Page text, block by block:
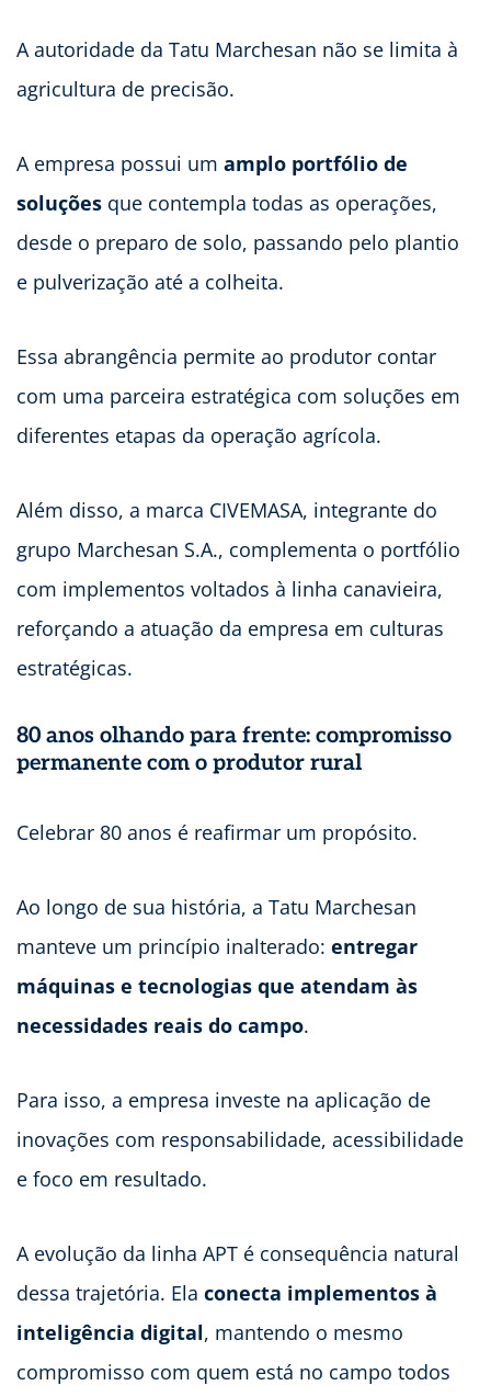
A autoridade da Tatu Marchesan não se limita à
agricultura de precisão.
A empresa possui um amplo portfólio de
soluções que contempla todas as operações,
desde o preparo de solo, passando pelo plantio
e pulverização até a colheita.
Essa abrangência permite ao produtor contar
com uma parceira estratégica com soluções em
diferentes etapas da operação agrícola.
Além disso, a marca CIVEMASA, integrante do
grupo Marchesan S.A., complementa o portfólio
com implementos voltados à linha canavieira,
reforçando a atuação da empresa em culturas
estratégicas.
80 anos olhando para frente: compromisso
permanente com o produtor rural
Celebrar 80 anos é reafirmar um propósito.
Ao longo de sua história, a Tatu Marchesan
manteve um princípio inalterado: entregar
máquinas e tecnologias que atendam às
necessidades reais do campo.
Para isso, a empresa investe na aplicação de
inovações com responsabilidade, acessibilidade
e foco em resultado.
A evolução da linha APT é consequência natural
dessa trajetória. Ela conecta implementos à
inteligência digital, mantendo o mesmo
compromisso com quem está no campo todos